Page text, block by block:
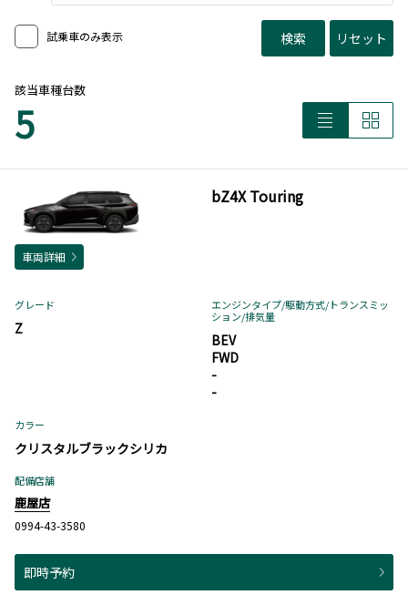
試乗車のみ表示 検索 リセット
該当車種台数
5
bZ4X Touring
車両詳細
グレード
Z
エンジンタイプ/駆動方式/トランスミッ
ション/排気量
BEV
FWD
-
-
カラー
クリスタルブラックシリカ
配備店舗
鹿屋店
0994-43-3580
即時予約